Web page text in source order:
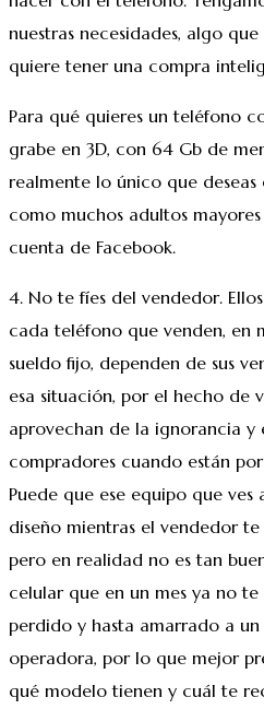
nuestras necesidades, algo
quiere tener una compra
Para qué quieres un teléfono
grabe en 3D, con 64 Gb de
realmente lo único que deseas
como muchos adultos
cuenta de Facebook.
4. No te fíes del vendedor.
cada teléfono que venden, en
sueldo fijo, dependen de sus
esa situación, por el hecho de
aprovechan de la ignorancia y
compradores cuando están
Puede que ese equipo que ves
diseño mientras el vendedor te
pero en realidad no es tan
celular que en un mes ya no
perdido y hasta amarrado a
operadora, por lo que mejor
qué modelo tienen y cuál te